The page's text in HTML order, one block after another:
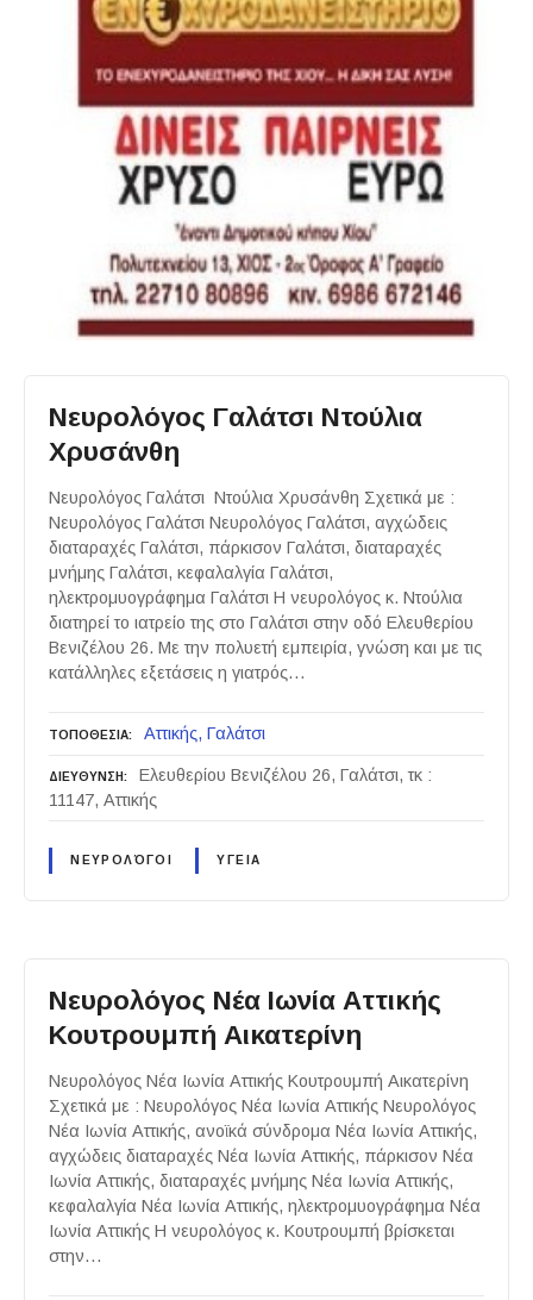
Νευρολόγος Γαλάτσι Ντούλια
Χρυσάνθη
Νευρολόγος Γαλάτσι Ντούλια Χρυσάνθη Σχετικά με :
Νευρολόγος Γαλάτσι Νευρολόγος Γαλάτσι, αγχώδεις
διαταραχές Γαλάτσι, πάρκισον Γαλάτσι, διαταραχές
μνήμης Γαλάτσι, κεφαλαλγία Γαλάτσι,
ηλεκτρομυογράφημα Γαλάτσι Η νευρολόγος κ. Ντούλια
διατηρεί το ιατρείο της στο Γαλάτσι στην οδό Ελευθερίου
Βενιζέλου 26. Με την πολυετή εμπειρία, γνώση και με τις
κατάλληλες εξετάσεις η γιατρός…
ΤΟΠΟΘΕΣΙΑ Αττικής Γαλάτσι
ΔΙΕΥΘΥΝΣΗ
Ελευθερίου Βενιζέλου 26, Γαλάτσι, τκ :
11147, Αττικής
ΝΕΥΡΟΛΌΓΟΙ ΥΓΕΙΑ
Νευρολόγος Νέα Ιωνία Αττικής
Κουτρουμπή Αικατερίνη
Νευρολόγος Νέα Ιωνία Αττικής Κουτρουμπή Αικατερίνη
Σχετικά με : Νευρολόγος Νέα Ιωνία Αττικής Νευρολόγος
Νέα Ιωνία Αττικής, ανοϊκά σύνδρομα Νέα Ιωνία Αττικής,
αγχώδεις διαταραχές Νέα Ιωνία Αττικής, πάρκισον Νέα
Ιωνία Αττικής, διαταραχές μνήμης Νέα Ιωνία Αττικής,
κεφαλαλγία Νέα Ιωνία Αττικής, ηλεκτρομυογράφημα Νέα
Ιωνία Αττικής Η νευρολόγος κ. Κουτρουμπή βρίσκεται
στην…